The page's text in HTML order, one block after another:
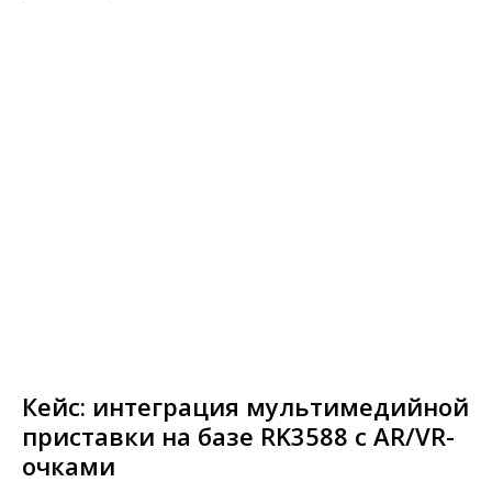
Кейс: интеграция мультимедийной
приставки на базе RK3588 с AR/VR-
очками